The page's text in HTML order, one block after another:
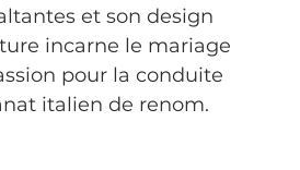
et son design
incarne le mariage
pour la conduite
italien de renom.